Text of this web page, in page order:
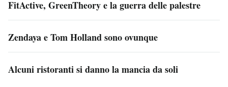
FitActive, GreenTheory e la guerra delle palestre
Zendaya e Tom Holland sono ovunque
Alcuni ristoranti si danno la mancia da soli